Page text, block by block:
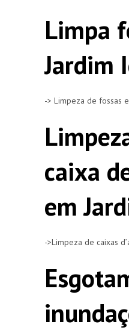
Limpa
Jardim
-> Limpeza de fossas
caixa
em
->Limpeza de caixas